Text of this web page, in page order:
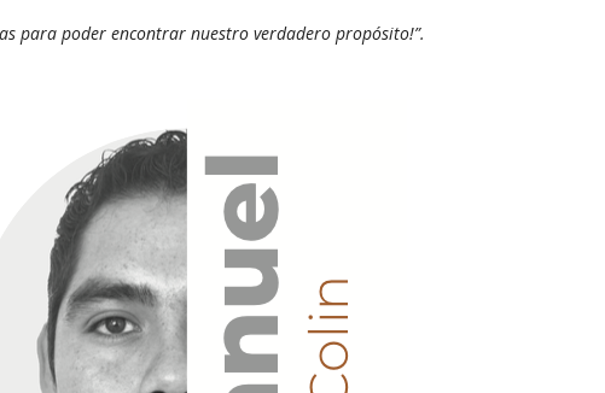
para poder encontrar nuestro verdadero propósito!”.